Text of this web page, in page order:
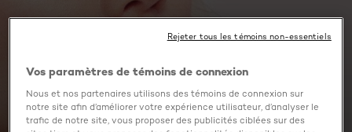
Vos paramètres de témoins de connexion
Nous et nos partenaires utilisons des témoins de connexion sur
notre site afin d’améliorer votre expérience utilisateur, d’analyser le
trafic de notre site, vous proposer des publicités ciblées sur des
Rejeter tous les témoins non-essentiels